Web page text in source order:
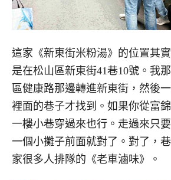
這家《新東街米粉湯》的位置其
是在松山區新東街41巷10號。我
區健康路那邊轉進新東街，然後
裡面的巷子才找到。如果你從富
一樓小巷穿過來也行。走過來只
一個小攤子前面就對了。對了，
家很多人排隊的《老車滷味》。